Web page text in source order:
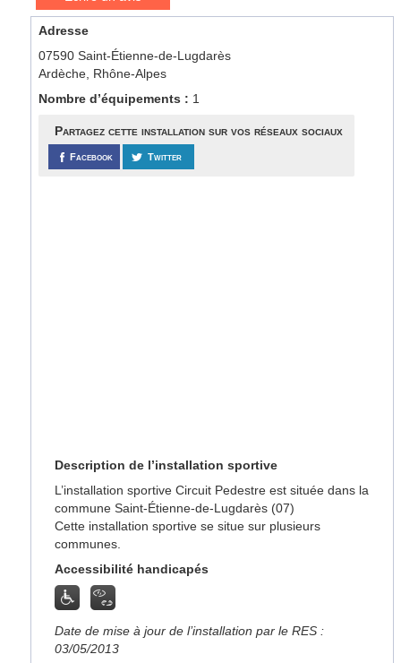
Adresse
07590 Saint-Étienne-de-Lugdarès
Ardèche, Rhône-Alpes
Nombre d’équipements : 1
Partagez cette installation sur vos réseaux sociaux
Facebook Twitter
Description de l’installation sportive
L’installation sportive Circuit Pedestre est située dans la
commune Saint-Étienne-de-Lugdarès (07)
Cette installation sportive se situe sur plusieurs
communes.
Accessibilité handicapés
Date de mise à jour de l’installation par le RES :
03/05/2013